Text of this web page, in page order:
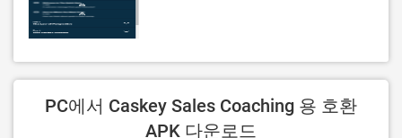
PC에서 Caskey Sales Coaching 용 호환
APK 다운로드